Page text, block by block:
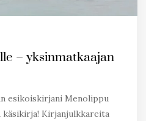
– yksinmatkaajan
esikoiskirjani Menolippu
käsikirja! Kirjanjulkkareita